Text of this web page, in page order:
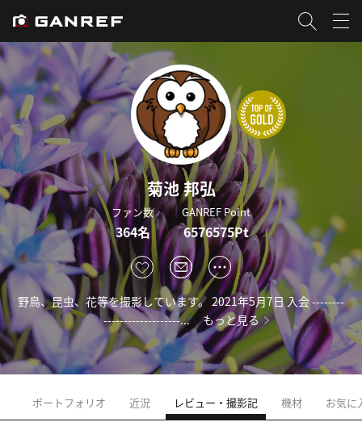
菊池 邦弘
ファン数
364名
GANREF Point
6576575Pt
野鳥、昆虫、花等を撮影しています。 2021年5月7日 入会 --------
-------------------...
もっと見る
ポートフォリオ 近況 レビュー・撮影記 機材 お気に